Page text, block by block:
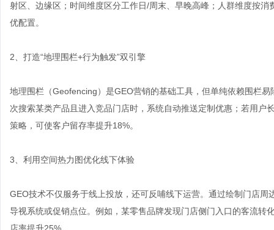
射区、边缘区；时间维度区分工作日/周末、早晚高峰；人群维度按
优配置。
2、打造“地理围栏+行为触发”双引擎
地理围栏（Geofencing）是GEO营销的基础工具，但单纯依赖围栏
次搜索某类产品且进入竞品门店时，系统自动推送定制优惠；若用户
策略，可使客户留存率提升18%。
3、利用空间热力图优化线下体验
GEO技术不仅服务于线上投放，还可反哺线下运营。通过绘制门店
导视系统或促销点位。例如，某零售品牌发现门店侧门入口的客流转